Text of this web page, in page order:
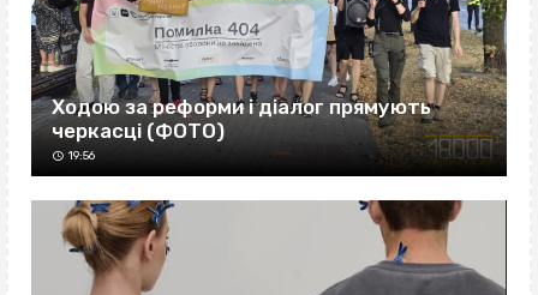
Ходою за реформи і діалог прямують
черкасці (ФОТО)
19:56